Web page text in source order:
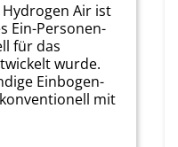
Hydrogen Air ist
Ein-Personen-
für das
wurde.
Einbogen-
mit